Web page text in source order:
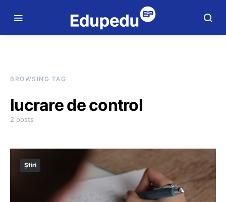
BROWSING TAG
lucrare de control
2 posts
Știri